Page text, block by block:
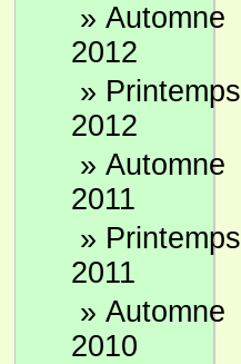
» Automne
2012
» Printemps
2012
» Automne
2011
» Printemps
2011
» Automne
2010